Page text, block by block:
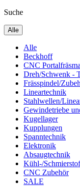
Suche
Alle
Alle
Beckhoff
CNC
Dreh/Schwenk -
Frässpindel/
Lineartechnik
Stahlwellen/
Gewindetriebe
Kugellager
Kupplungen
Spanntechnik
Elektronik
Absaugtechnik
Kühl-/
CNC Zubehör
SALE